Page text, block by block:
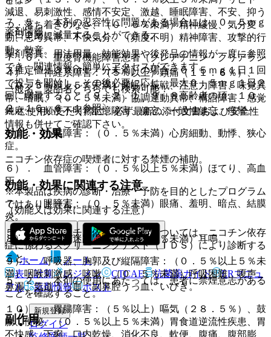
減退、易刺激性、感情不安定、激越、睡眠障害、不安、抑う
つ、落ち着きのなさ、（０．５％未満）精神緩慢、気分変
動、思考異常、不快気分、（頻度不明）精神障害、攻撃的行
動、敵意。
４）． 神経系障害：（５％以上）頭痛（１１．６％）、
（０．５％以上５％未満）傾眠、振戦、注意力障害、味覚異
常、嗜眠、（０．５％未満）協調運動異常、構語障害、感覚
鈍麻、（頻度不明）記憶障害、健忘、一過性健忘、痙攣。
５）． 心臓障害：（０．５％未満）心房細動、動悸、狭心
症。
６）． 血管障害：（０．５％以上５％未満）ほてり、高血
圧。
７）． 眼障害：（０．５％未満）眼痛、羞明、暗点、結膜
炎。
８）． 耳及び迷路障害：（０．５％未満）耳鳴。
９）． 呼吸器、胸郭及び縦隔障害：（０．５％以上５％未
満）咽喉刺激感、咳嗽、（０．５％未満）呼吸困難、嗄声、
鼻漏、気道うっ血、副鼻腔うっ血、いびき。
１０）． 胃腸障害：（５％以上）嘔気（２８．５％）、鼓
腸、便秘、（０．５％以上５％未満）胃食道逆流性疾患、胃
不快感、下痢、口内乾燥、消化不良、軟便、腹痛、腹部膨
７．５． 本剤の忍容性に問題がある場合には、０．５ｍｇ
１日２回に減量することができる。
７．６． 重度腎機能障害患者（クレアチニン・クリアラン
ス推定値：３０ｍＬ／分未満）の場合、０．５ｍｇ１日１回
で投与を開始し、その後必要に応じ、最大０．５ｍｇ１日２
回に増量すること〔９．２．１、９．８高齢者の項、１０．
２、１６．６．１参照〕。
効能・効果
ニコチン依存症の喫煙者に対する禁煙の補助。
効能・効果に関連する注意
（効能又は効果に関連する注意）
５．１． ニコチン依存症の診断については、ニコチン依存
症に係わるスクリーニングテスト（ＴＤＳ）により診断する
こと。
５．２． 本剤の使用にあたっては、患者に禁煙意志がある
ことを確認すること。
副作用
薬剤情報
薬剤写真、用法用量、効能効果や後発品の情報が一度に参照
でき、関連情報へ簡単にアクセスができます。
一般名、製品名どちらでも検索可能！
※ ご使用いただく際に、必ず最新の添付文書および安全性
情報も併せてご確認下さい。
※本製品は疾病の診断・治療・予防を目的としたプログラム
ではありません。
ホーム
ノート
表・計算
レジメン CTCAE 抗菌薬ガイド
ERマニュ
アル
薬剤情報 ポスト
新規登録
ログイン